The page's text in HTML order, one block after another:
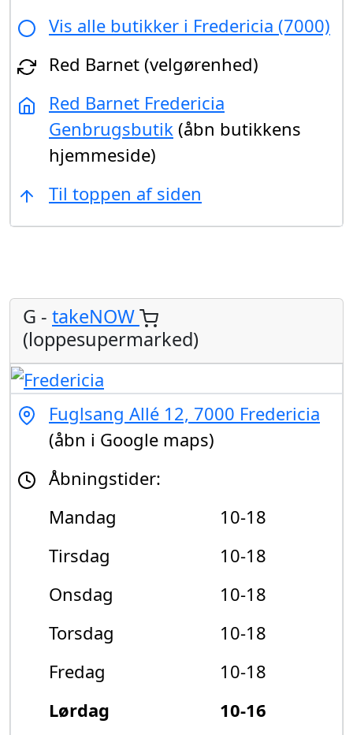
Vis alle butikker i Fredericia (7000)
Red Barnet (velgørenhed)
Red Barnet Fredericia
Genbrugsbutik (åbn butikkens
hjemmeside)
Til toppen af siden
G - takeNOW
(loppesupermarked)
Fuglsang Allé 12, 7000 Fredericia
(åbn i Google maps)
Åbningstider:
Mandag
10-18
Tirsdag
10-18
Onsdag
10-18
Torsdag
10-18
Fredag
10-18
Lørdag
10-16